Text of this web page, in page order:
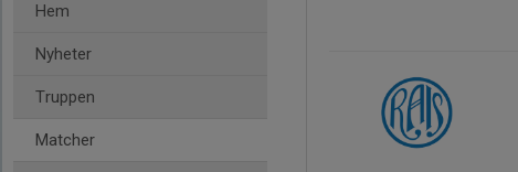
Hem
Nyheter
Truppen
Matcher